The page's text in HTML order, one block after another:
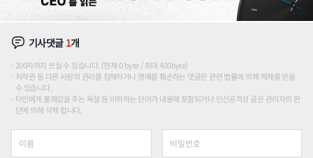
기사댓글 1개
200자까지 쓰실 수 있습니다. (현재 0 byte / 최대 400byte)
저작권 등 다른 사람의 권리를 침해하거나 명예를 훼손하는 댓글은 관련 법률에 의해 제재를 받을
수 있습니다.
타인에게 불쾌감을 주는 욕설 등 비하하는 단어가 내용에 포함되거나 인신공격성 글은 관리자의 판
단에 의해 삭제 합니다.